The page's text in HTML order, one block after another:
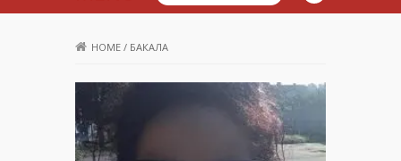
HOME / БАКАЛА